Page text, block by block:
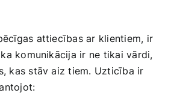
attiecības​ ar klientiem, ⁣ir
komunikācija ir ne tikai vārdi,
kas stāv aiz tiem. Uzticība ir